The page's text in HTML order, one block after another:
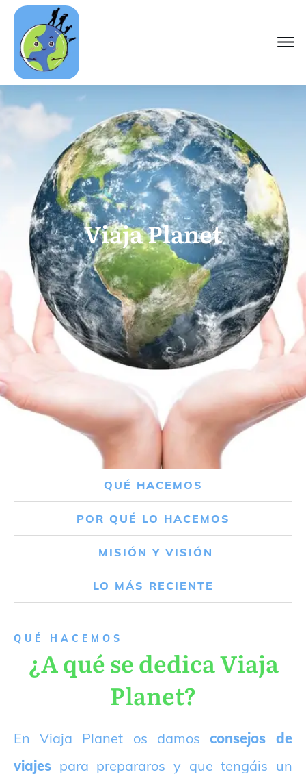
Viaja Planet
QUÉ HACEMOS
POR QUÉ LO HACEMOS
MISIÓN Y VISIÓN
LO MÁS RECIENTE
QUÉ HACEMOS
¿A qué se dedica Viaja
Planet?
En Viaja Planet os damos consejos de
viajes para prepararos y que tengáis un